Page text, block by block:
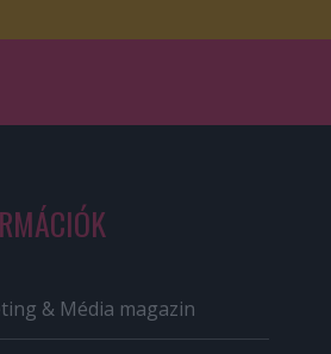
& Média magazin